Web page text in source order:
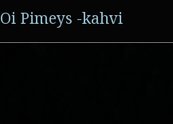
Oi Pimeys -kahvi